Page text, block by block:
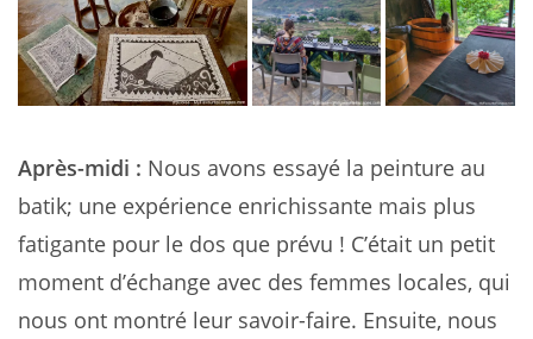
Après-midi : Nous avons essayé la peinture au
batik; une expérience enrichissante mais plus
fatigante pour le dos que prévu ! C’était un petit
moment d’échange avec des femmes locales, qui
nous ont montré leur savoir-faire. Ensuite, nous